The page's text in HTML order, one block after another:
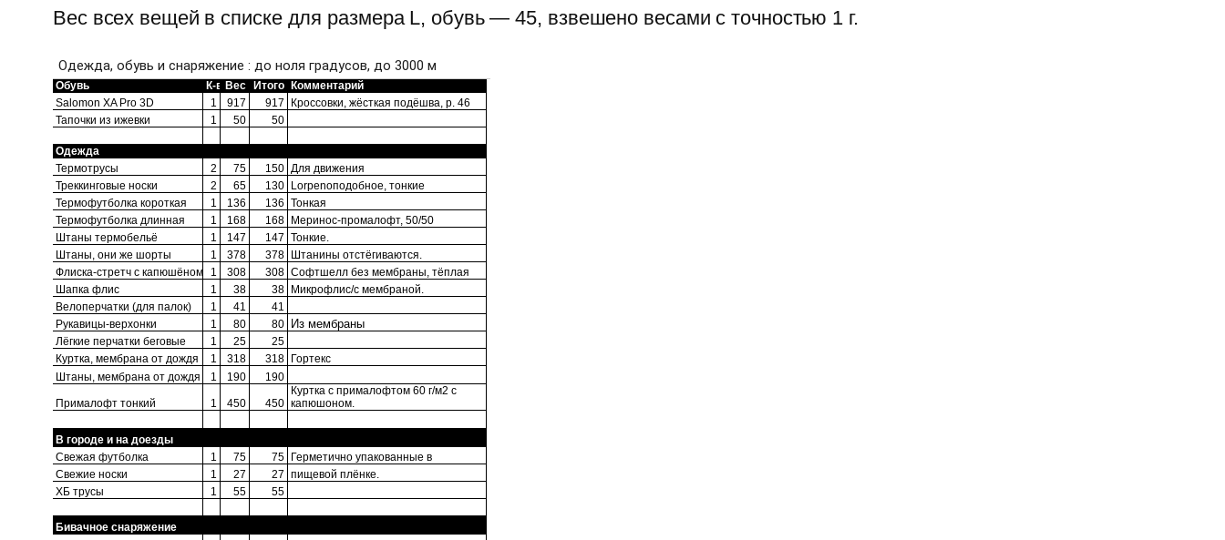
Вес всех вещей в списке для размера L, обувь — 45, взвешено весами с точностью 1 г.